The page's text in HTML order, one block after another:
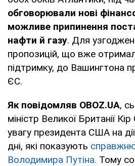
обговорювали нові
можливе припинення
нафти й газу. Для
пропозицій, що вже
підтримку, до Вашингтона
ЄС.
Як повідомляв OBOZ.UA,
міністр Великої Британії
увагу президента США на дії
дні, які показують
Володимира Путіна. Тому